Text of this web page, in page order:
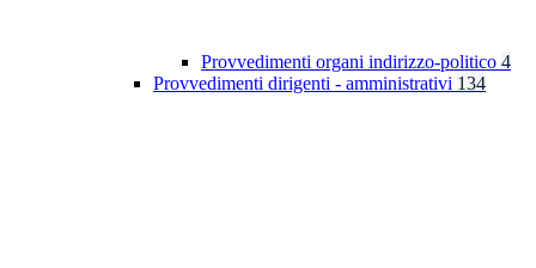
Provvedimenti organi indirizzo-politico 4
Provvedimenti dirigenti - amministrativi 134